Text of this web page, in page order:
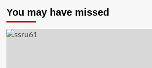
You may have missed